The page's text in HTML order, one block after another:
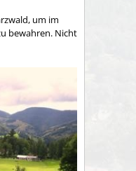
um im
bewahren. Nicht